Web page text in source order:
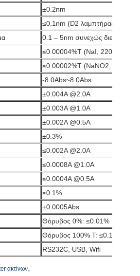
±0.2nm
≤0.1nm (D2 λαμπτήρας)
0.1 – 5nm συνεχώς διευθετήσιμα
≤0.00004%T (NaI, 220 NM)
≤0.00002%T (NaNO2, 360 NM)
-8.0Abs~8.0Abs
±0.004A @2.0A
±0.003A @1.0A
±0.002A @0.5A
±0.3%
≤0.002A @2.0A
≤0.0008A @1.0A
≤0.0004A @0.5A
≤0.1%
±0.0005Abs
Θόρυβος 0%: ≤0.01%
Θόρυβος 100% Τ: ≤0.1%
RS232C, USB, Wifi
ακτίνων,